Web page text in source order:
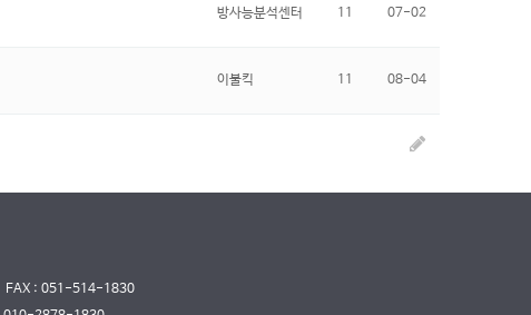
방사능분석센터 11 07-02
이불킥 11 08-04
FAX : 051-514-1830